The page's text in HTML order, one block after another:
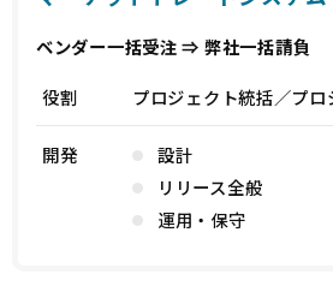
ベンダー一括受注 ⇒ 弊社一括請負
役割
プロジェクト統括／プ
開発
設計
リリース全般
運用・保守